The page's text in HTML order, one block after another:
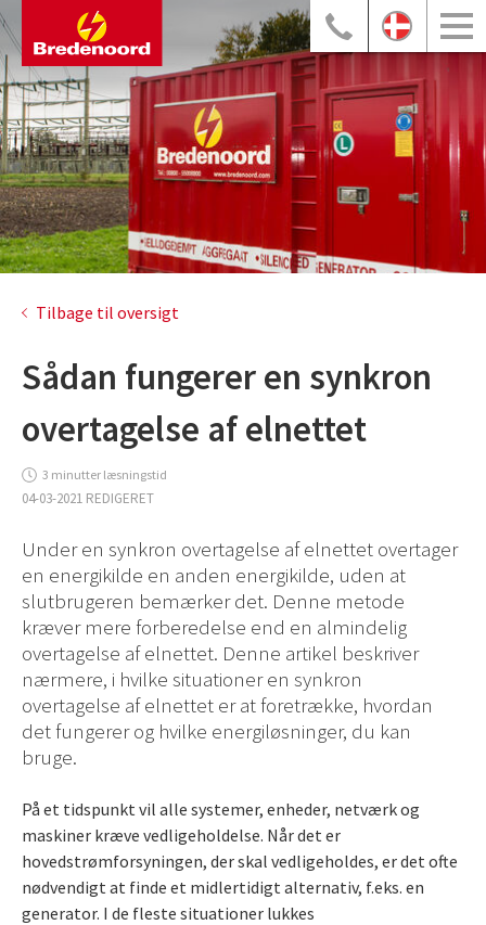
Tilbage til oversigt
Sådan fungerer en synkron
overtagelse af elnettet
3 minutter læsningstid
04-03-2021 REDIGERET
Under en synkron overtagelse af elnettet overtager
en energikilde en anden energikilde, uden at
slutbrugeren bemærker det. Denne metode
kræver mere forberedelse end en almindelig
overtagelse af elnettet. Denne artikel beskriver
nærmere, i hvilke situationer en synkron
overtagelse af elnettet er at foretrække, hvordan
det fungerer og hvilke energiløsninger, du kan
bruge.
På et tidspunkt vil alle systemer, enheder, netværk og
maskiner kræve vedligeholdelse. Når det er
hovedstrømforsyningen, der skal vedligeholdes, er det ofte
nødvendigt at finde et midlertidigt alternativ, f.eks. en
generator. I de fleste situationer lukkes